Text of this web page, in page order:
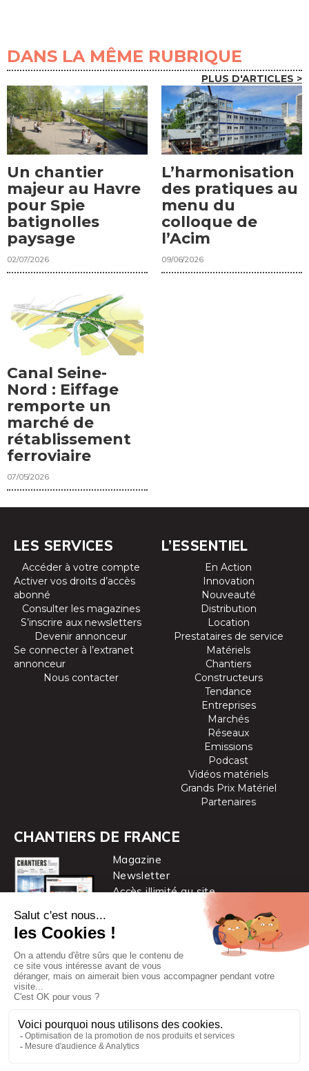
DANS LA MÊME RUBRIQUE
PLUS D'ARTICLES >
Un chantier
majeur au Havre
pour Spie
batignolles
paysage
02/07/2026
L’harmonisation
des pratiques au
menu du
colloque de
l’Acim
09/06/2026
Canal Seine-
Nord : Eiffage
remporte un
marché de
rétablissement
ferroviaire
07/05/2026
LES SERVICES
Accéder à votre compte
Activer vos droits d’accès
abonné
Consulter les magazines
S’inscrire aux newsletters
Devenir annonceur
Se connecter à l’extranet
annonceur
Nous contacter
L’ESSENTIEL
En Action
Innovation
Nouveauté
Distribution
Location
Prestataires de service
Matériels
Chantiers
Constructeurs
Tendance
Entreprises
Marchés
Réseaux
Emissions
Podcast
Vidéos matériels
Grands Prix Matériel
Partenaires
CHANTIERS DE FRANCE
Magazine
Newsletter
Accès illimité au site
Chantiers de France est une marque